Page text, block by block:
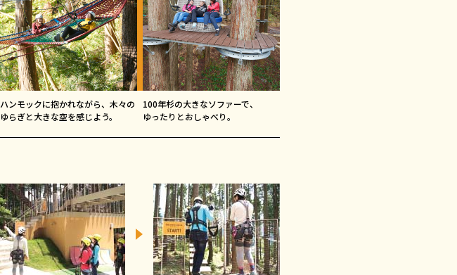
ハンモックに抱かれながら、木々の
ゆらぎと大きな空を感じよう。
100年杉の大きなソファーで、
ゆったりとおしゃべり。